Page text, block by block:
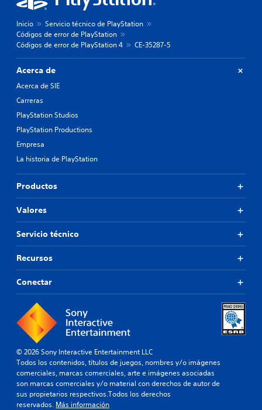
Inicio
Servicio técnico de PlayStation
Códigos de error de PlayStation
Códigos de error de PlayStation 4
CE-35287-5
Acerca de
Acerca de SIE
Carreras
PlayStation Studios
PlayStation Productions
Empresa
La historia de PlayStation
Productos
Valores
Servicio técnico
Recursos
Conectar
© 2026 Sony Interactive Entertainment LLC
Todos los contenidos, títulos de juegos, nombres y/o imágenes
comerciales, marcas comerciales, arte e imágenes asociadas
son marcas comerciales y/o material con derechos de autor de
sus propietarios respectivos.Todos los derechos
reservados. Más información